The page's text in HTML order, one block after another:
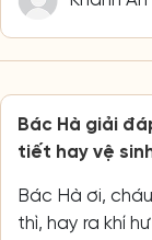
Bác Hà giải
tiết hay vệ
Bác Hà ơi,
thì, hay ra khí